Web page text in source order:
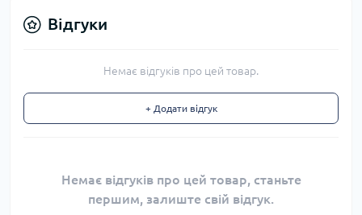
Відгуки
Немає відгуків про цей товар.
+ Додати відгук
Немає відгуків про цей товар, станьте
першим, залиште свій відгук.